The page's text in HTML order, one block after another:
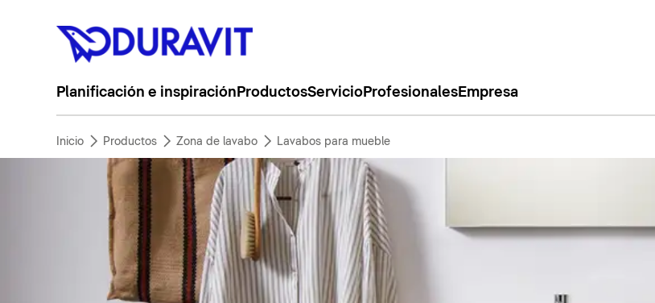
Planificación e inspiración ProductosServicioProfesionalesEmpresa
Inicio Productos Zona de lavabo Lavabos para mueble